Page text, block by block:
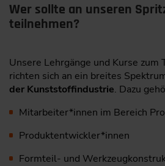
Wer sollte an unseren
teilnehmen?
Unsere Lehrgänge und Kurse zum
richten sich an ein breites
der Kunststoffindustrie. Dazu
Mitarbeiter*innen im Bereich
Produktentwickler*innen
Formteil- und